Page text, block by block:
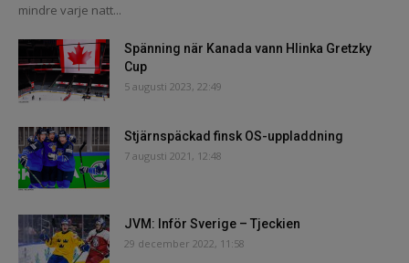
mindre varje natt...
Spänning när Kanada vann Hlinka Gretzky
Cup
5 augusti 2023, 22:49
Stjärnspäckad finsk OS-uppladdning
7 augusti 2021, 12:48
JVM: Inför Sverige – Tjeckien
29 december 2022, 11:58